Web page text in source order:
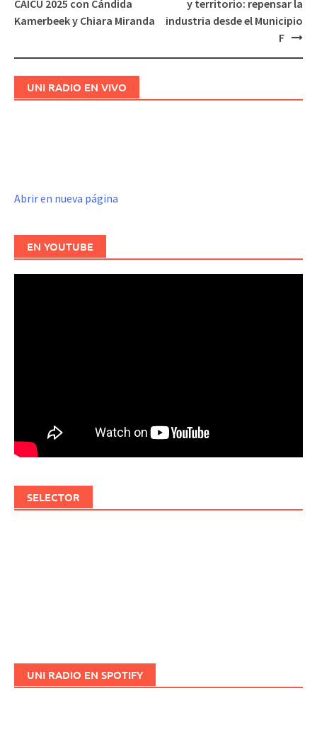
de
CAICU 2025 con Cándida
Kamerbeek y Chiara Miranda
y territorio: repensar la
industria desde el Municipio
F
UNI RADIO EN VIVO
Abrir en nueva página
EN YOUTUBE
SELECTOR
UNI RADIO EN SPOTIFY